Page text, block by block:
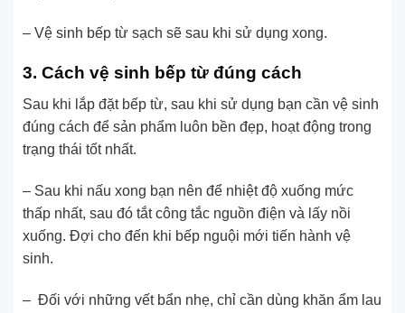
– Vệ sinh bếp từ sạch sẽ sau khi sử dụng xong.
3. Cách vệ sinh bếp từ đúng cách
Sau khi lắp đặt bếp từ, sau khi sử dụng bạn cần vệ sinh
đúng cách để sản phẩm luôn bền đẹp, hoạt động trong
trạng thái tốt nhất.
– Sau khi nấu xong bạn nên để nhiệt độ xuống mức
thấp nhất, sau đó tắt công tắc nguồn điện và lấy nồi
xuống. Đợi cho đến khi bếp nguội mới tiến hành vệ
sinh.
– Đối với những vết bẩn nhẹ, chỉ cần dùng khăn ẩm lau